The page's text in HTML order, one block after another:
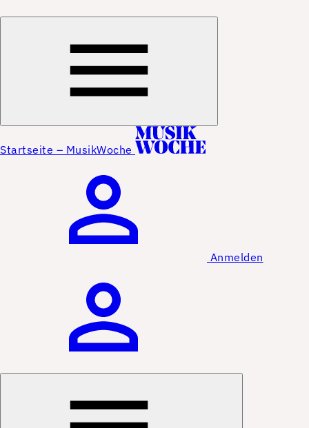
Startseite – MusikWoche
Anmelden